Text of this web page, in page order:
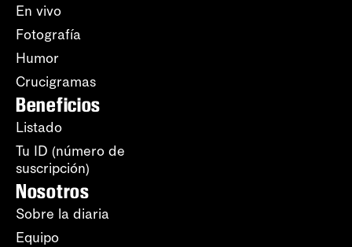
En vivo
Fotografía
Humor
Crucigramas
Beneficios
Listado
Tu ID (número de
suscripción)
Nosotros
Sobre la diaria
Equipo